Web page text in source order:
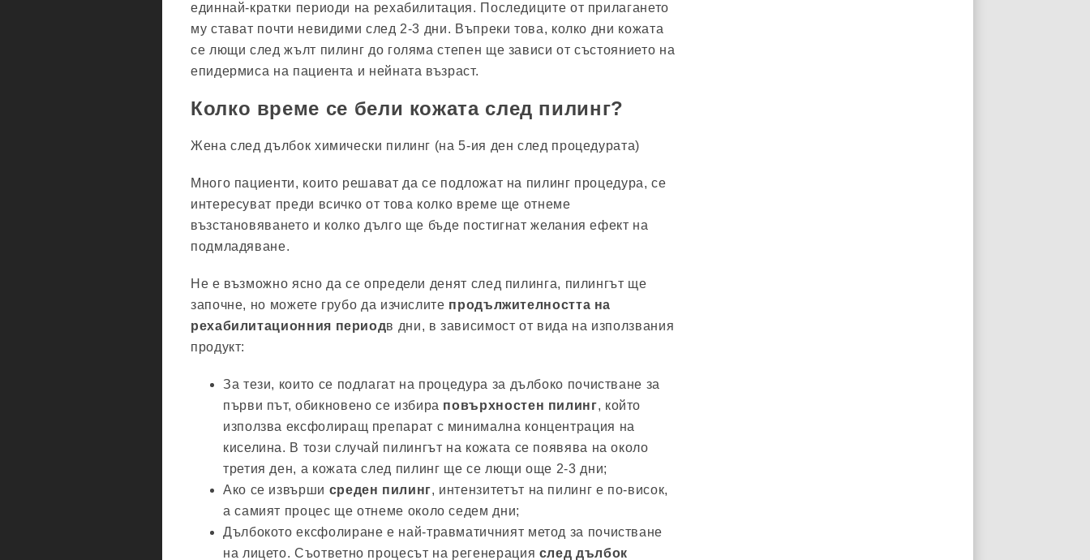
единнай-кратки периоди на рехабилитация. Последиците от прилагането
му стават почти невидими след 2-3 дни. Въпреки това, колко дни кожата
се лющи след жълт пилинг до голяма степен ще зависи от състоянието на
епидермиса на пациента и нейната възраст.
Колко време се бели кожата след пилинг?
Жена след дълбок химически пилинг (на 5-ия ден след процедурата)
Много пациенти, които решават да се подложат на пилинг процедура, се
интересуват преди всичко от това колко време ще отнеме
възстановяването и колко дълго ще бъде постигнат желания ефект на
подмладяване.
Не е възможно ясно да се определи денят след пилинга, пилингът ще
започне, но можете грубо да изчислите продължителността на
рехабилитационния периодв дни, в зависимост от вида на използвания
продукт:
За тези, които се подлагат на процедура за дълбоко почистване за
първи път, обикновено се избира повърхностен пилинг, който
използва ексфолиращ препарат с минимална концентрация на
киселина. В този случай пилингът на кожата се появява на около
третия ден, а кожата след пилинг ще се лющи още 2-3 дни;
Ако се извърши среден пилинг, интензитетът на пилинг е по-висок,
а самият процес ще отнеме около седем дни;
Дълбокото ексфолиране е най-травматичният метод за почистване
на лицето. Съответно процесът на регенерация след дълбок